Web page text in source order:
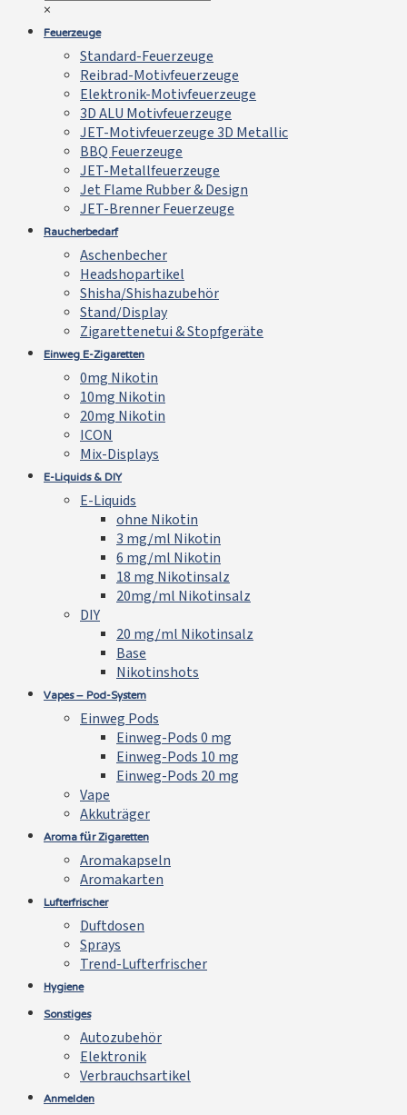
×
Feuerzeuge
Standard-Feuerzeuge
Reibrad-Motivfeuerzeuge
Elektronik-Motivfeuerzeuge
3D ALU Motivfeuerzeuge
JET-Motivfeuerzeuge 3D Metallic
BBQ Feuerzeuge
JET-Metallfeuerzeuge
Jet Flame Rubber & Design
JET-Brenner Feuerzeuge
Raucherbedarf
Aschenbecher
Headshopartikel
Shisha/Shishazubehör
Stand/Display
Zigarettenetui & Stopfgeräte
Einweg E-Zigaretten
0mg Nikotin
10mg Nikotin
20mg Nikotin
ICON
Mix-Displays
E-Liquids & DIY
E-Liquids
ohne Nikotin
3 mg/ml Nikotin
6 mg/ml Nikotin
18 mg Nikotinsalz
20mg/ml Nikotinsalz
DIY
20 mg/ml Nikotinsalz
Base
Nikotinshots
Vapes – Pod-System
Einweg Pods
Einweg-Pods 0 mg
Einweg-Pods 10 mg
Einweg-Pods 20 mg
Vape
Akkuträger
Aroma für Zigaretten
Aromakapseln
Aromakarten
Lufterfrischer
Duftdosen
Sprays
Trend-Lufterfrischer
Hygiene
Sonstiges
Autozubehör
Elektronik
Verbrauchsartikel
Anmelden